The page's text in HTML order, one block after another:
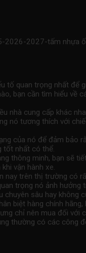
2027-tấm nhựa
tố quan trọng nhất để
bạn cần tìm hiểu về
nhà cung cấp khác
nó tương thích với
của nó để đảm
tốt nhất có thể.
thông minh, bạn sẽ
vận hành xe.
nay trên thị trường có
trọng nó ảnh
sâu hay
biệt hàng chính
chỉ nên mua đối
thường có các công